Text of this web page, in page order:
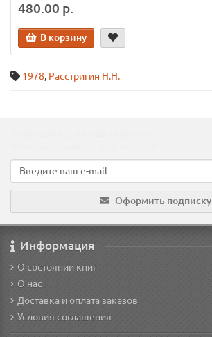
480.00 р.
В корзину
1978, Расстригин Н.Н.
Оформить подписку
Информация
О состоянии книг
О нас
Доставка и оплата заказов
Условия соглашения